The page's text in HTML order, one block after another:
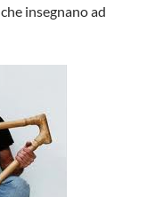
che insegnano ad